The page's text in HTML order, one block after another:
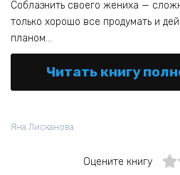
Соблазнить своего жениха —
только хорошо все продумать и
планом…
Читать книгу
Яна Лисканова
Оцените книгу